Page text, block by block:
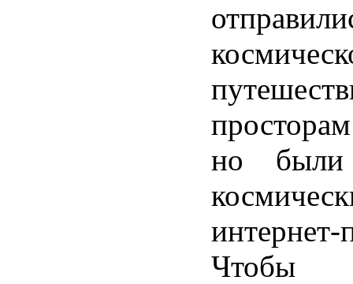
но были
интернет-
Чтобы